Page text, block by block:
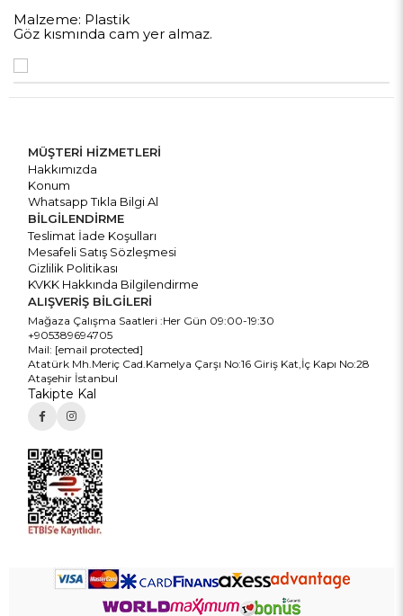
Malzeme: Plastik
Göz kısmında cam yer almaz.
MÜŞTERİ HİZMETLERİ
Hakkımızda
Konum
Whatsapp Tıkla Bilgi Al
BİLGİLENDİRME
Teslimat İade Koşulları
Mesafeli Satış Sözleşmesi
Gizlilik Politikası
KVKK Hakkında Bilgilendirme
ALIŞVERİŞ BİLGİLERİ
Mağaza Çalışma Saatleri :Her Gün 09:00-19:30
+905389694705
Mail: [email protected]
Atatürk Mh.Meriç Cad.Kamelya Çarşı No:16 Giriş Kat,İç Kapı No:28
Ataşehir İstanbul
Takipte Kal